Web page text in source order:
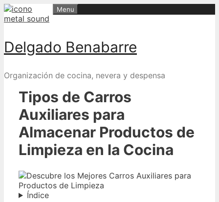
Skip
to
Delgado Benabarre
Organización de cocina, nevera y despensa
Menu
Tipos de Carros
Auxiliares para
Almacenar Productos de
Limpieza en la Cocina
Índice